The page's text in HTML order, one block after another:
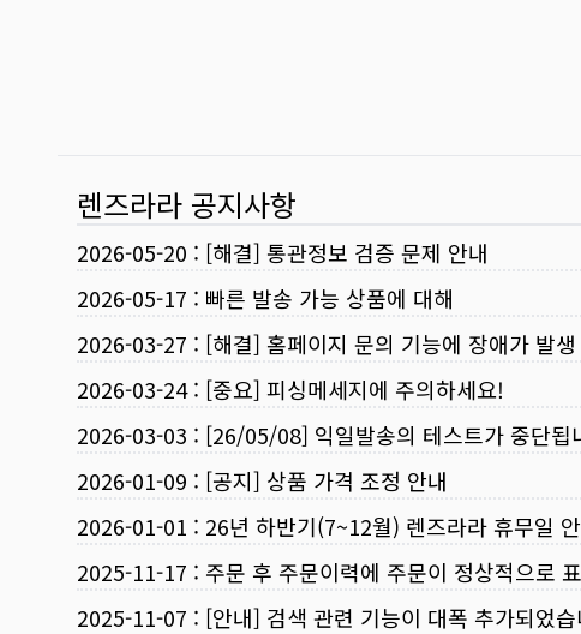
렌즈라라 공지사항
2026-05-20 : [해결] 통관정보 검증 문제 안내
2026-05-17 : 빠른 발송 가능 상품에 대해
2026-03-27 : [해결] 홈페이지 문의 기능에 장애가 발
2026-03-24: [중요] 피싱메세지에 주의하세요!
2026-03-03 : [26/05/08] 익일발송의 테스트가 중단됩
2026-01-09 : [공지] 상품 가격 조정 안내
2026-01-01 : 26년 하반기(7~12월) 렌즈라라 휴무일
2025-11-17 : 주문 후 주문이력에 주문이 정상적으로
2025-11-07 : [안내] 검색 관련 기능이 대폭 추가되었